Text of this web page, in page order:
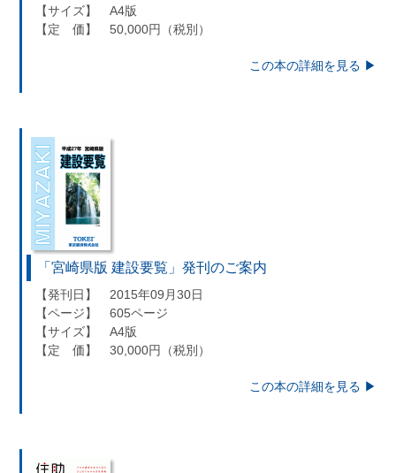
【サイズ】 A4版
【定 価】 50,000円（税別）
この本の詳細を見る ▶︎
「宮崎県版 建設要覧」発刊のご案内
【発刊日】 2015年09月30日
【ページ】 605ページ
【サイズ】 A4版
【定 価】 30,000円（税別）
この本の詳細を見る ▶︎